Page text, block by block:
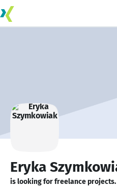
Eryka
is looking for freelance projects.